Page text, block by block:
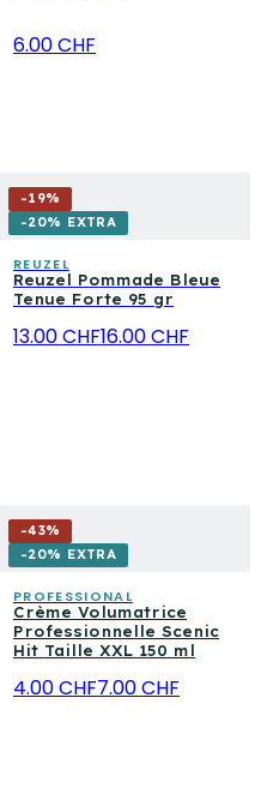
6.00 CHF
-19%
-20% EXTRA
REUZEL
Reuzel Pommade Bleue
Tenue Forte 95 gr
13.00 CHF16.00 CHF
-43%
-20% EXTRA
PROFESSIONAL
Crème Volumatrice
Professionnelle Scenic
Hit Taille XXL 150 ml
4.00 CHF7.00 CHF